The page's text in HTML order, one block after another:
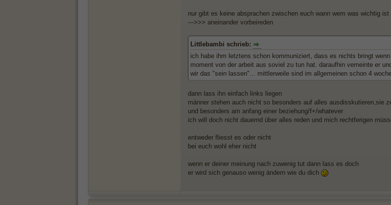
nur gibt es keine absprachen zwischen euch wann wem was wichtig ist
--->>> aneinander vorbeireden
Littlebambi schrieb:
ich habe ihm letztens schon kommuniziert, dass es nichts bringt
moment von der arbeit aus soviel zu tun hat. daraufhin verneinte er
wir das "sein lassen"... mittlerweile sind im allgemeinen schon 4
dann lass ihn einfach links liegen
männer stehen auch nicht so besonders auf alles ausdisskutieren,sie
und besonders am anfang einer beziehung/f+/whatever
ich will doch nicht dauernd über alles reden und mich rechtferigen
entweder fliesst es oder nicht
bei euch wohl eher nicht
wenn er deiner meinung nach zuwenig tut dann lass es doch
er wird sich genauso wenig ändern wie du dich